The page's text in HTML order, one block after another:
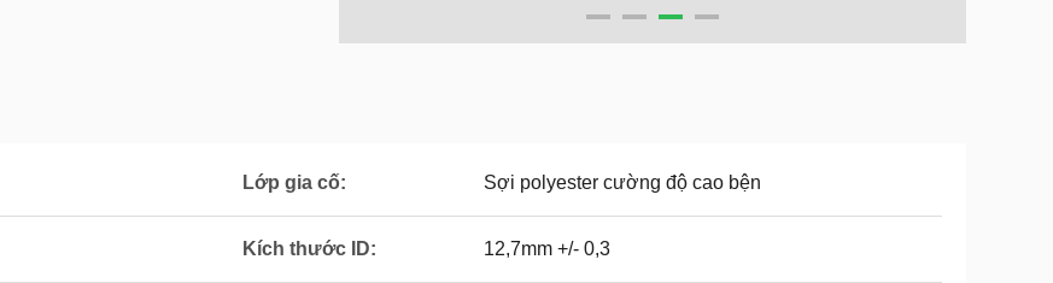
Lớp gia cố: Sợi polyester cường độ cao bện
Kích thước ID: 12,7mm +/- 0,3